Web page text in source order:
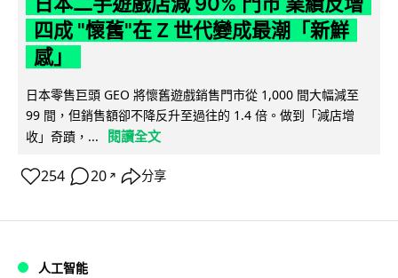
四成 "懷舊"在 Z 世代變成最潮「新鮮
感」
日本零售巨頭 GEO 將懷舊遊戲銷售門市從 1,000 間大幅減至
99 間，但銷售額卻不降反升至過往的 1.4 倍。做到「減店增
收」奇蹟，...
閱讀全文
254 20 ↗ 分享
人工智能